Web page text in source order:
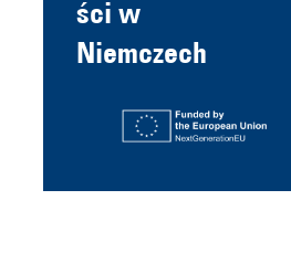
ści w
Niemczech